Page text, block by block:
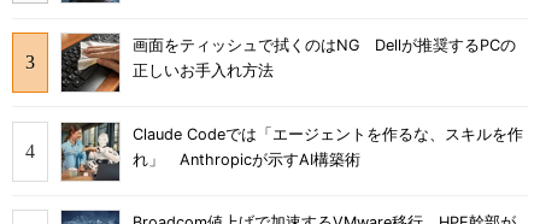
画面をティッシュで拭くのはNG Dellが推奨するPCの
正しいお手入れ方法
Claude Codeでは「エージェントを作るな、スキルを作
れ」 Anthropicが示すAI構築術